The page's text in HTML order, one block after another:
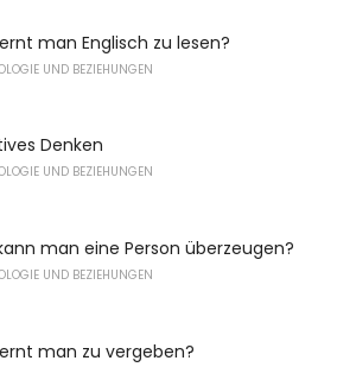
man Englisch zu lesen?
UND BEZIEHUNGEN
Denken
UND BEZIEHUNGEN
man eine Person überzeugen?
UND BEZIEHUNGEN
man zu vergeben?